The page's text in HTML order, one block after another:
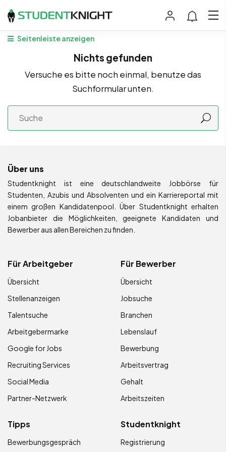
Seitenleiste anzeigen
Nichts gefunden
Versuche es bitte noch einmal, benutze das
Suchformular unten.
Über uns
Studentknight ist eine deutschlandweite Jobbörse für
Studenten, Azubis und Absolventen und ein Karriereportal mit
einem großen Kandidatenpool. Über Studentknight erhalten
Jobanbieter die Möglichkeiten, geeignete Kandidaten und
Bewerber aus allen Bereichen zu finden.
Für Arbeitgeber
Übersicht
Stellenanzeigen
Talentsuche
Arbeitgebermarke
Google for Jobs
Recruiting Services
Social Media
Partner-Netzwerk
Für Bewerber
Übersicht
Jobsuche
Branchen
Lebenslauf
Bewerbung
Arbeitsvertrag
Gehalt
Arbeitszeiten
Tipps
Bewerbungsgespräch
Studentknight
Registrierung